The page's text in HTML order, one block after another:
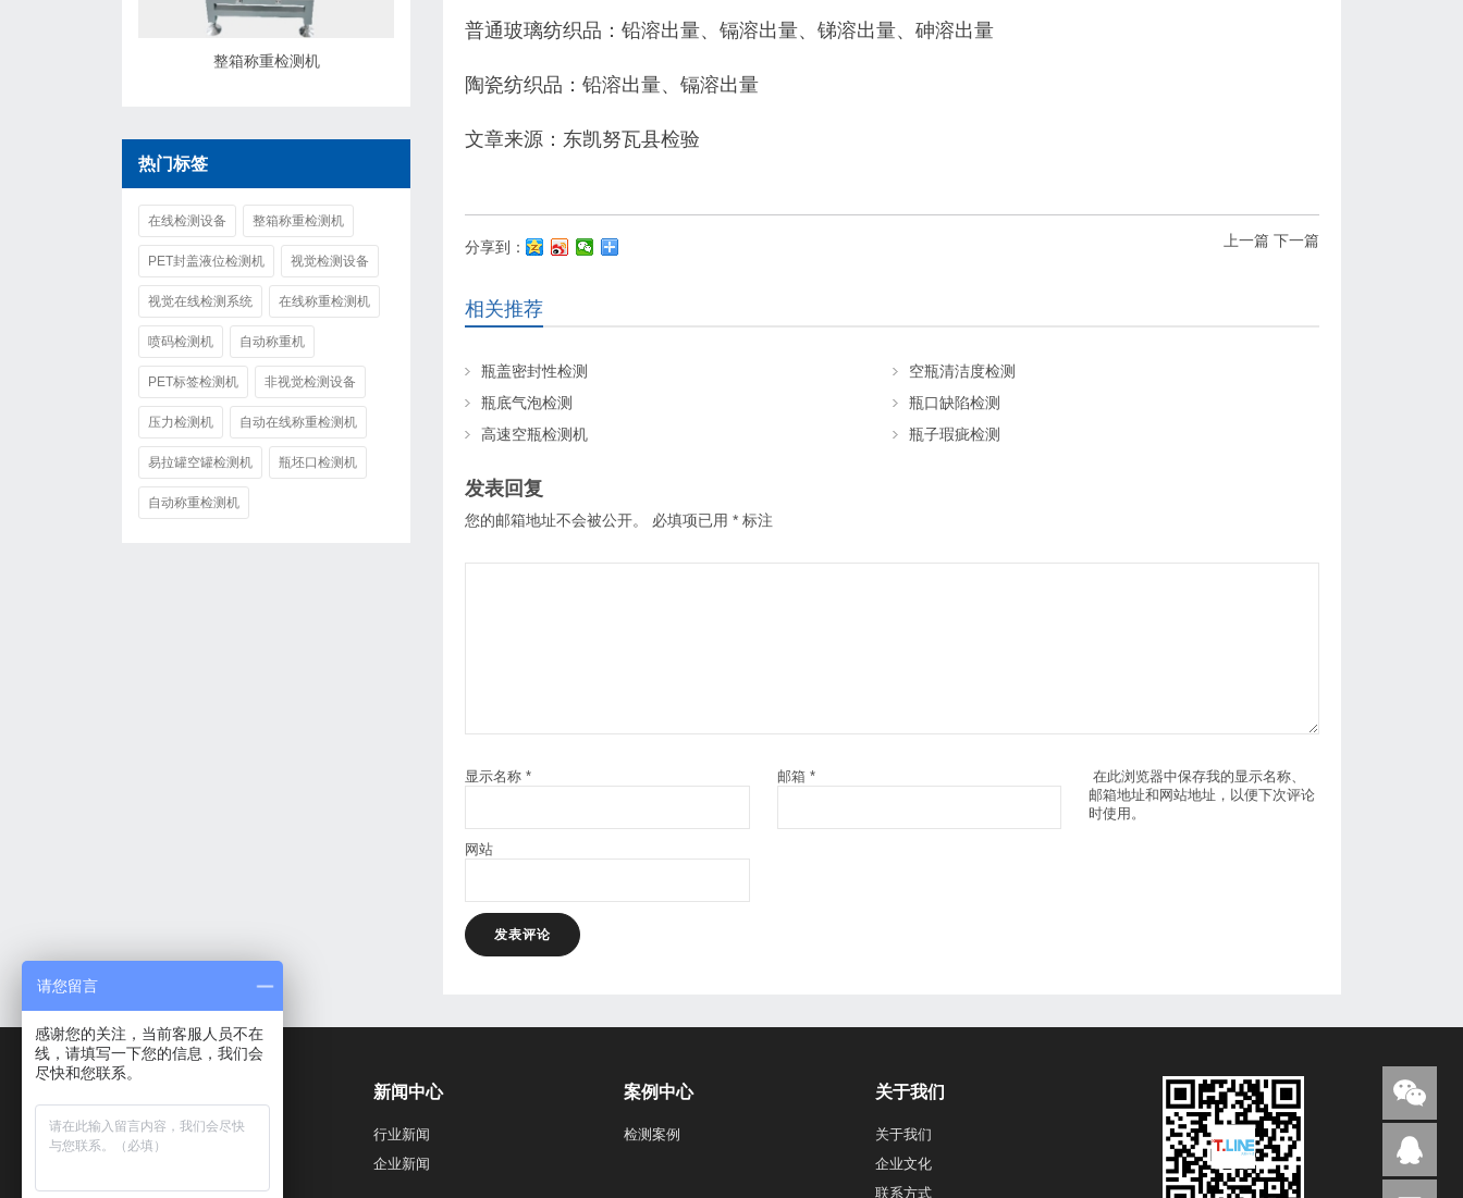
普通玻璃纺织品：铅溶出量、镉溶出量、锑溶出量、砷溶出量
陶瓷纺织品：铅溶出量、镉溶出量
文章来源：东凯努瓦县检验
上一篇 下一篇
分享到：
相关推荐
瓶盖密封性检测
空瓶清洁度检测
瓶底气泡检测
瓶口缺陷检测
高速空瓶检测机
瓶子瑕疵检测
发表回复
您的邮箱地址不会被公开。 必填项已用 * 标注
显示名称 * 邮箱 *
网站
在此浏览器中保存我的显示名称、
邮箱地址和网站地址，以便下次评论
时使用。
整箱称重检测机
热门标签
在线检测设备 整箱称重检测机
PET封盖液位检测机 视觉检测设备
视觉在线检测系统 在线称重检测机
喷码检测机 自动称重机
PET标签检测机 非视觉检测设备
压力检测机 自动在线称重检测机
易拉罐空罐检测机 瓶坯口检测机
自动称重检测机
定制视觉类检测设备
非视觉类检测设备
新闻中心
行业新闻
企业新闻
案例中心
检测案例
关于我们
关于我们
企业文化
联系方式
请您留言
感谢您的关注，当前客服人员不在
线，请填写一下您的信息，我们会
尽快和您联系。